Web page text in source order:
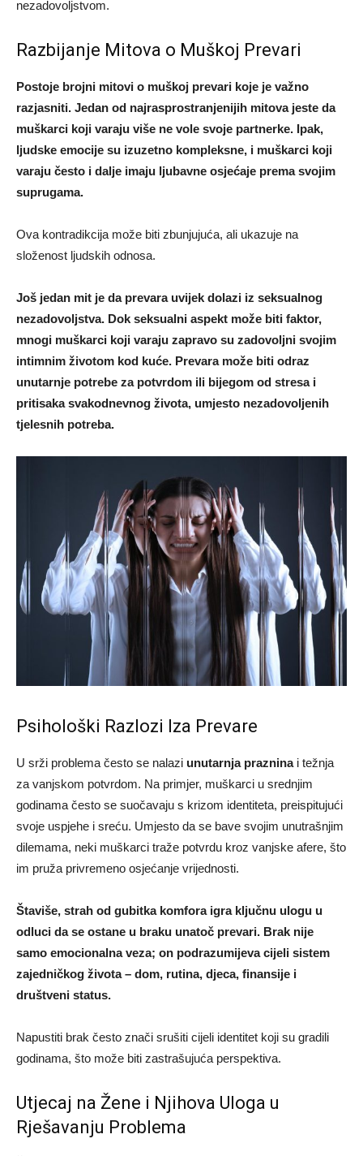
nezadovoljstvom.
Razbijanje Mitova o Muškoj Prevari
Postoje brojni mitovi o muškoj prevari koje je važno
razjasniti. Jedan od najrasprostranjenijih mitova jeste da
muškarci koji varaju više ne vole svoje partnerke. Ipak,
ljudske emocije su izuzetno kompleksne, i muškarci koji
varaju često i dalje imaju ljubavne osjećaje prema svojim
suprugama.
Ova kontradikcija može biti zbunjujuća, ali ukazuje na
složenost ljudskih odnosa.
Još jedan mit je da prevara uvijek dolazi iz seksualnog
nezadovoljstva. Dok seksualni aspekt može biti faktor,
mnogi muškarci koji varaju zapravo su zadovoljni svojim
intimnim životom kod kuće. Prevara može biti odraz
unutarnje potrebe za potvrdom ili bijegom od stresa i
pritisaka svakodnevnog života, umjesto nezadovoljenih
tjelesnih potreba.
Psihološki Razlozi Iza Prevare
U srži problema često se nalazi unutarnja prazninai težnja
za vanjskom potvrdom. Na primjer, muškarci u srednjim
godinama često se suočavaju s krizom identiteta, preispitujući
svoje uspjehe i sreću. Umjesto da se bave svojim unutrašnjim
dilemama, neki muškarci traže potvrdu kroz vanjske afere, što
im pruža privremeno osjećanje vrijednosti.
Štaviše, strah od gubitka komfora igra ključnu ulogu u
odluci da se ostane u braku unatoč prevari. Brak nije
samo emocionalna veza; on podrazumijeva cijeli sistem
zajedničkog života – dom, rutina, djeca, finansije i
društveni status.
Napustiti brak često znači srušiti cijeli identitet koji su gradili
godinama, što može biti zastrašujuća perspektiva.
Utjecaj na Žene i Njihova Uloga u
Rješavanju Problema